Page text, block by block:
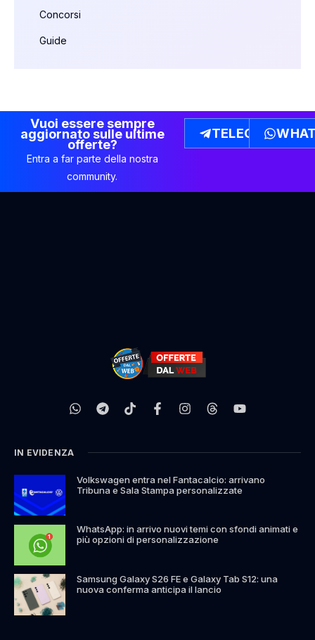
Concorsi
Guide
Vuoi essere sempre
aggiornato sulle ultime
offerte?
Entra a far parte della nostra
community.
TELEGRAM
IN EVIDENZA
Volkswagen entra nel Fantacalcio: arrivano
Tribuna e Sala Stampa personalizzate
WhatsApp: in arrivo nuovi temi con sfondi animati e
più opzioni di personalizzazione
Samsung Galaxy S26 FE e Galaxy Tab S12: una
nuova conferma anticipa il lancio